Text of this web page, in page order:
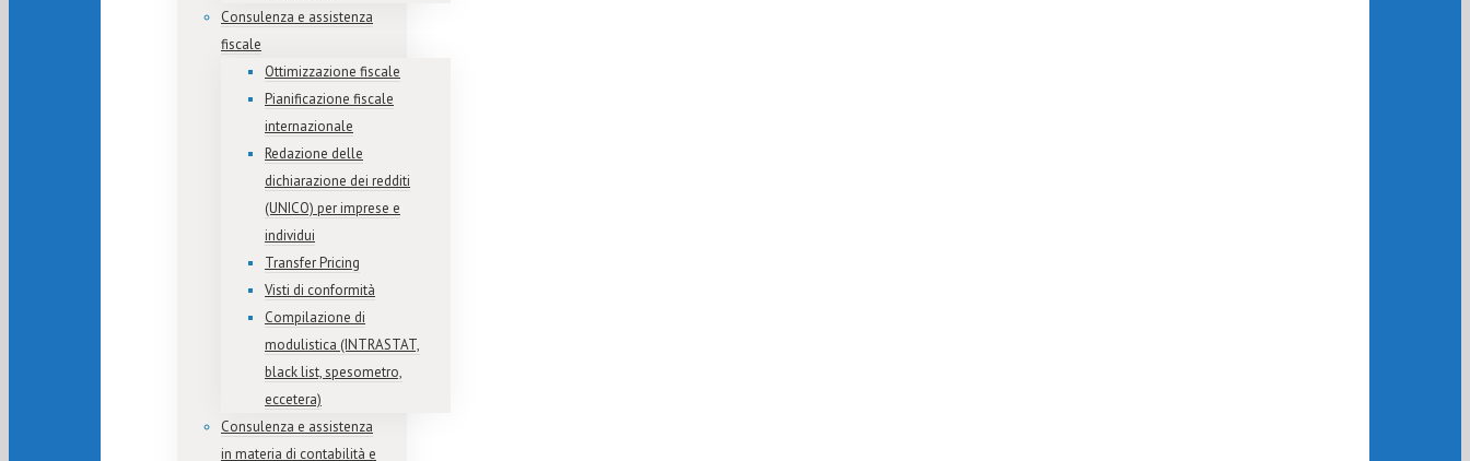
Consulenza e assistenza
fiscale
Ottimizzazione fiscale
Pianificazione fiscale
internazionale
Redazione delle
dichiarazione dei redditi
(UNICO) per imprese e
individui
Transfer Pricing
Visti di conformità
Compilazione di
modulistica (INTRASTAT,
black list, spesometro,
eccetera)
Consulenza e assistenza
in materia di contabilità e